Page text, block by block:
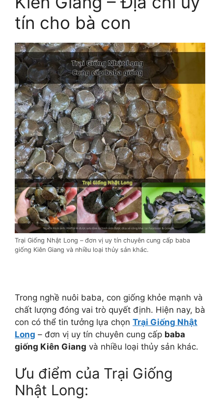
tín cho bà con
Trại Giống Nhật Long – đơn vị uy tín chuyên cung cấp baba
giống Kiên Giang và nhiều loại thủy sản khác.
Trong nghề nuôi baba, con giống khỏe mạnh và
chất lượng đóng vai trò quyết định. Hiện nay, bà
con có thể tin tưởng lựa chọn Trại Giống Nhật
Long – đơn vị uy tín chuyên cung cấp baba
giống Kiên Giang và nhiều loại thủy sản khác.
Ưu điểm của Trại Giống
Nhật Long: